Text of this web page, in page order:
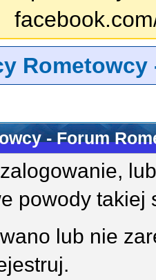
Rometowcy
- Forum
powody takiej
lub nie